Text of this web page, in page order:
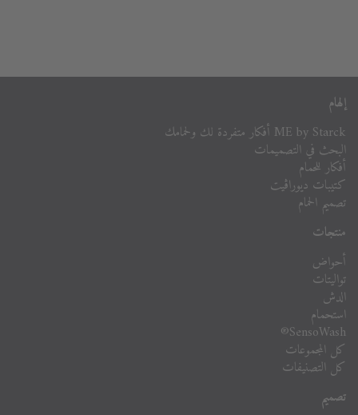
إلهام
ME by Starck أفكار متفردة لك ولحمامك
البحث في التصميمات
أفكار للحمام
كتيبات ديوراڨيت
تصميم الحمام
منتجات
أحواض
تواليتات
الدش
استحمام
SensoWash®
كل المجموعات
كل التصنيفات
تصميم